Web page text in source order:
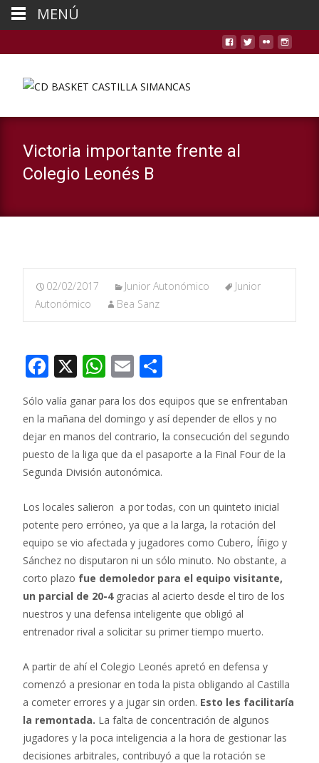
Victoria importante frente al
Colegio Leonés B
02/02/2017 Junior Autonómico
Junior
Autonómico
Bea Sanz
F
ac
e
b
o
o
k
X W
at
s
A
p
p
E
m
ai
l
m
p
ar
r
Sólo valía ganar para los dos equipos que se enfrentaban
en la mañana del domingo y así depender de ellos y no
dejar en manos del contrario, la consecución del segundo
puesto de la liga que da el pasaporte a la Final Four de la
Segunda División autonómica.
Los locales salieron a por todas, con un quinteto inicial
potente pero erróneo, ya que a la larga, la rotación del
equipo se vio afectada y jugadores como Cubero, Íñigo y
Sánchez no disputaron ni un sólo minuto. No obstante, a
corto plazo fue demoledor para el equipo visitante,
un parcial de 20-4gracias al acierto desde el tiro de los
nuestros y una defensa inteligente que obligó al
entrenador rival a solicitar su primer tiempo muerto.
A partir de ahí el Colegio Leonés apretó en defensa y
comenzó a presionar en toda la pista obligando al Castilla
a cometer errores y a jugar sin orden. Esto les facilitaría
la remontada. La falta de concentración de algunos
jugadores y la poca inteligencia a la hora de gestionar las
decisiones arbitrales, contribuyó a que la rotación se
MENÚ